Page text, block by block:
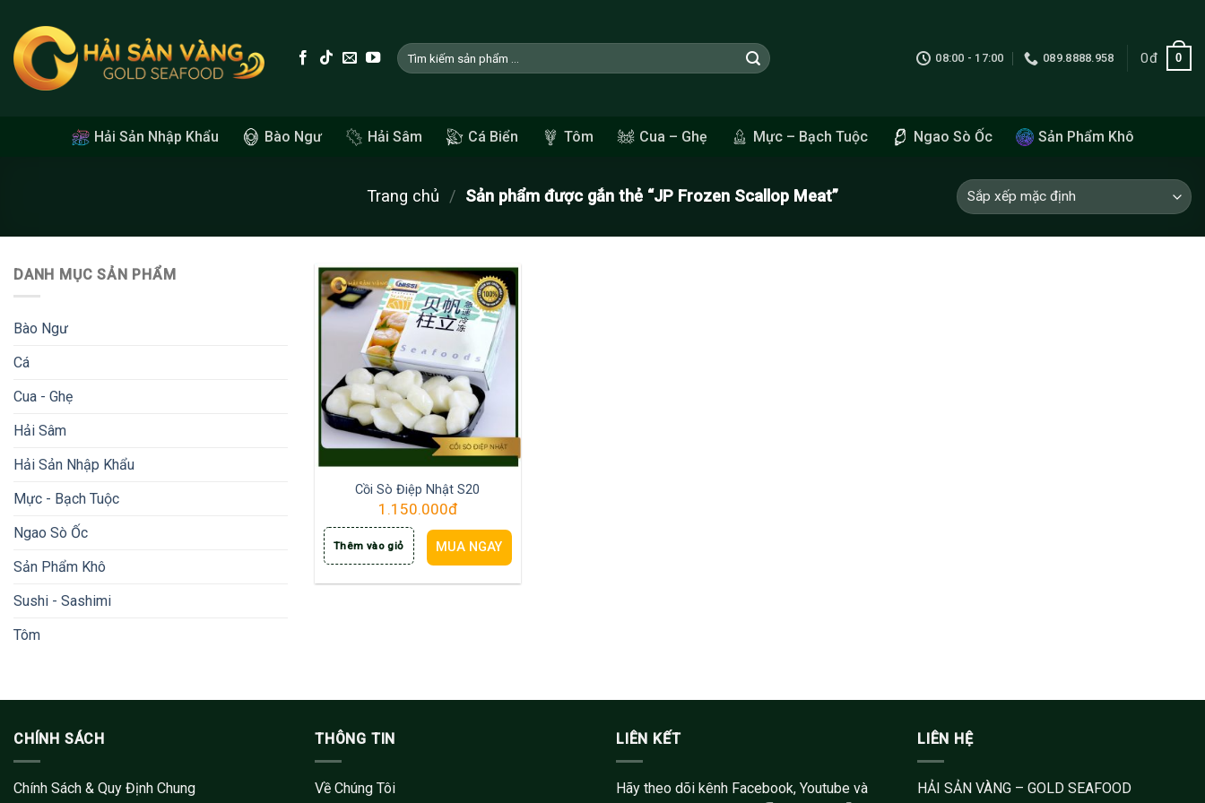
content
Tìm
kiếm:
08:00 - 17:00 089.8888.958 0đ 0
Hải Sản Nhập Khẩu Bào Ngư Hải Sâm Cá Biển Tôm Cua – Ghẹ Mực – Bạch Tuộc Ngao Sò Ốc Sản Phẩm Khô
Trang chủ / Sản phẩm được gắn thẻ “JP Frozen Scallop Meat”
DANH MỤC SẢN PHẨM
Bào Ngư
Cá
Cua - Ghẹ
Hải Sâm
Hải Sản Nhập Khẩu
Mực - Bạch Tuộc
Ngao Sò Ốc
Sản Phẩm Khô
Sushi - Sashimi
Tôm
Cồi Sò Điệp Nhật S20
1.150.000đ
Thêm vào giỏ MUA NGAY
CHÍNH SÁCH
Chính Sách & Quy Định Chung
THÔNG TIN
Về Chúng Tôi
LIÊN KẾT
Hãy theo dõi kênh Facebook, Youtube và
LIÊN HỆ
HẢI SẢN VÀNG – GOLD SEAFOOD